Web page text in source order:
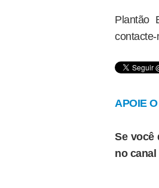
Plantão
APOIE
Se você
no canal